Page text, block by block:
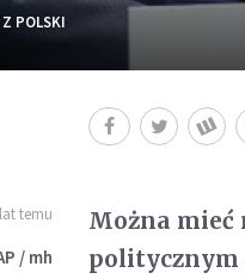
POLSKI
temu
/ mh
Można mieć
politycznym